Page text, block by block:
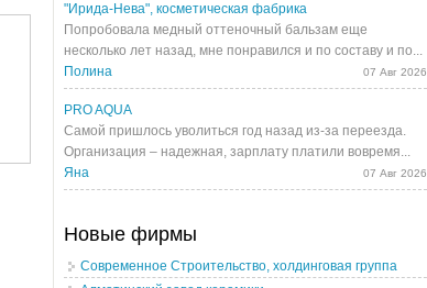
"Ирида-Нева", косметическая фабрика
Попробовала медный оттеночный бальзам еще
несколько лет назад, мне понравился и по составу и по...
Полина
07 Авг 2026
PRO AQUA
Самой пришлось уволиться год назад из-за переезда.
Организация – надежная, зарплату платили вовремя...
Яна
07 Авг 2026
Новые фирмы
Современное Строительство, холдинговая группа